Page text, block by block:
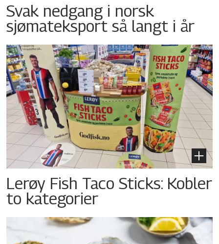
Svak nedgang i norsk
sjømateksport så langt i år
Lerøy Fish Taco Sticks: Kobler
to kategorier